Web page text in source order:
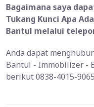
Bagaimana saya
Tukang Kunci Apa
Bantul melalui
Anda dapat
Bantul - Immobilizer -
berikut 0838-4015-9065